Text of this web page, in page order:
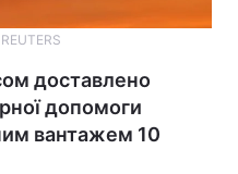
доставлено
допомоги
вантажем 10